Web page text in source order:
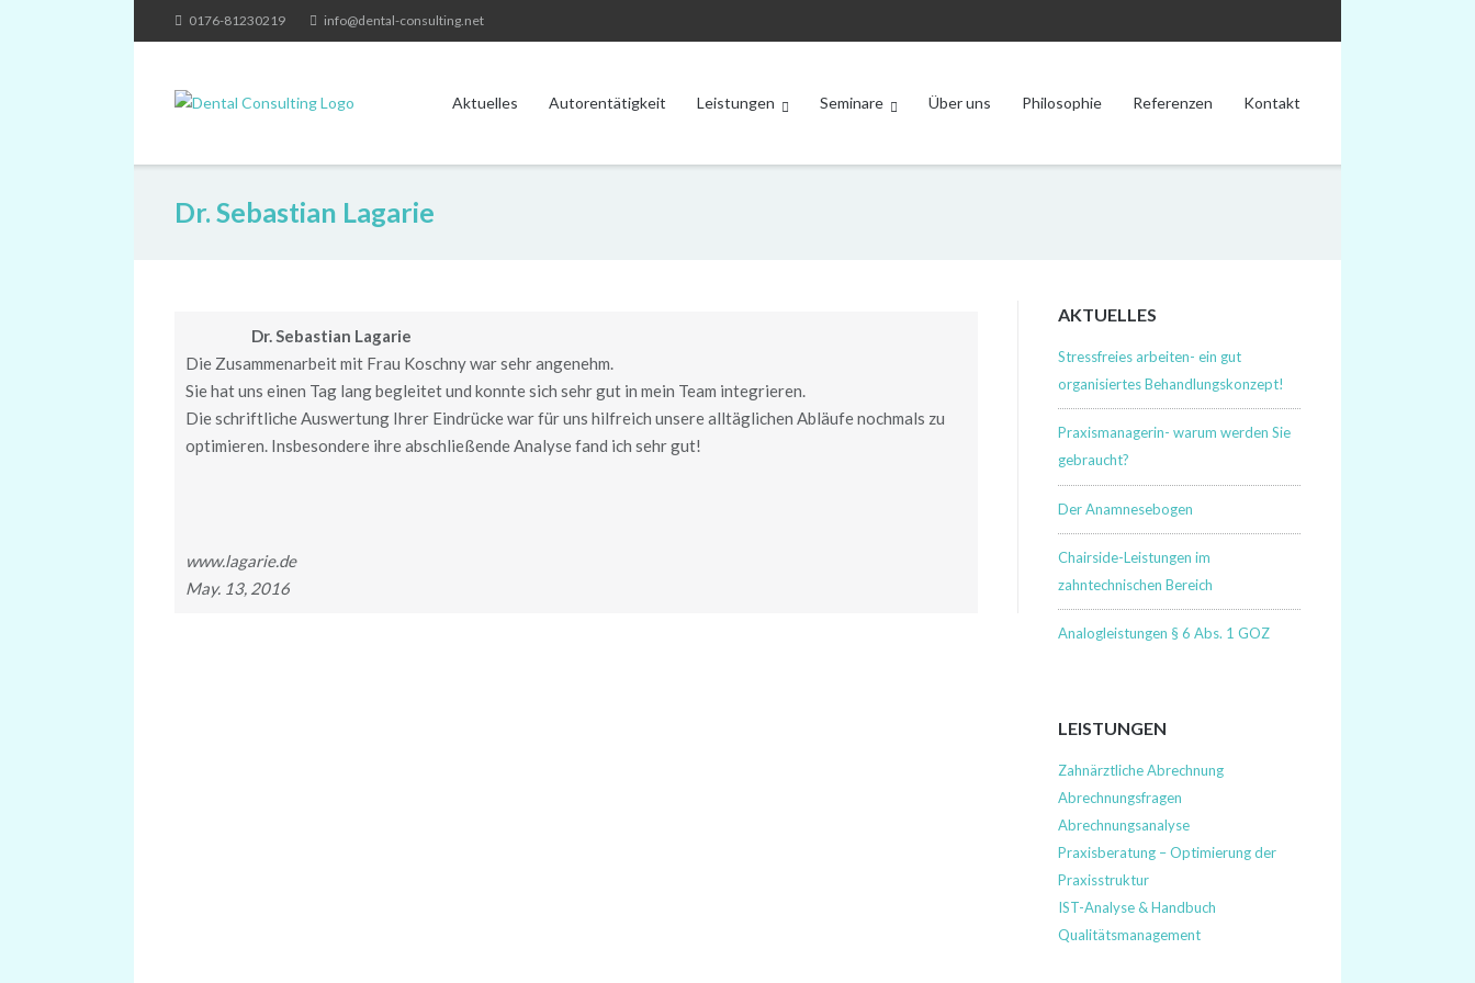
to
0176-81230219 info@dental-consulting.net
Aktuelles Autorentätigkeit Leistungen Seminare Über uns Philosophie Referenzen Kontakt
Dr. Sebastian Lagarie
Dr. Sebastian Lagarie
Die Zusammenarbeit mit Frau Koschny war sehr angenehm.
Sie hat uns einen Tag lang begleitet und konnte sich sehr gut in mein Team integrieren.
Die schriftliche Auswertung Ihrer Eindrücke war für uns hilfreich unsere alltäglichen Abläufe nochmals zu
optimieren. Insbesondere ihre abschließende Analyse fand ich sehr gut!
www.lagarie.de
May. 13, 2016
AKTUELLES
Stressfreies arbeiten- ein gut
organisiertes Behandlungskonzept!
Praxismanagerin- warum werden Sie
gebraucht?
Der Anamnesebogen
Chairside-Leistungen im
zahntechnischen Bereich
Analogleistungen § 6 Abs. 1 GOZ
LEISTUNGEN
Zahnärztliche Abrechnung
Abrechnungsfragen
Abrechnungsanalyse
Praxisberatung – Optimierung der
Praxisstruktur
IST-Analyse & Handbuch
Qualitätsmanagement